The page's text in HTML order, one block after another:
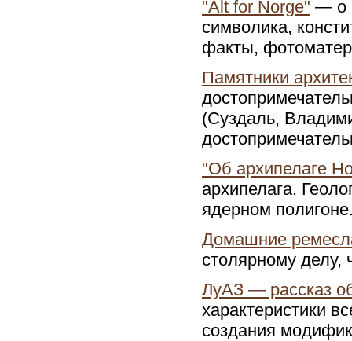
"Alt for Norge" — о
символика,
факты,
Памятники
(Суздаль,
"Об архипелаге
архипелага.
ядерном
Домашние
столярному
ЛуАЗ — рассказ
характеристики
создания